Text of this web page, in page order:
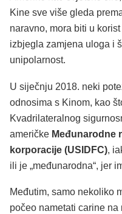
Kine sve više gleda
naravno, mora biti u
izbjegla zamjena uloga i
unipolarnost.
U siječnju 2018. neki
odnosima s Kinom, kao
Kvadrilateralnog
američke Međunarodne
korporacije (USIDFC),
ili je „međunarodna“, jer
Međutim, samo nekoliko
počeo nametati carine